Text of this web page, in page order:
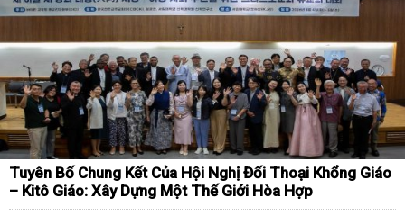
Tuyên Bố Chung Kết Của Hội Nghị Đối Thoại Khổng Giáo
– Kitô Giáo: Xây Dựng Một Thế Giới Hòa Hợp